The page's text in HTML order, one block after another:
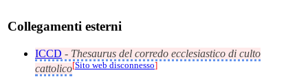
Collegamenti esterni
ICCD - Thesaurus del corredo ecclesiastico di culto
cattolico[Sito web disconnesso]